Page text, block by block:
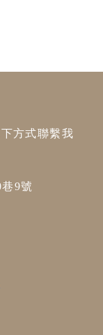
方式聯繫我
9號